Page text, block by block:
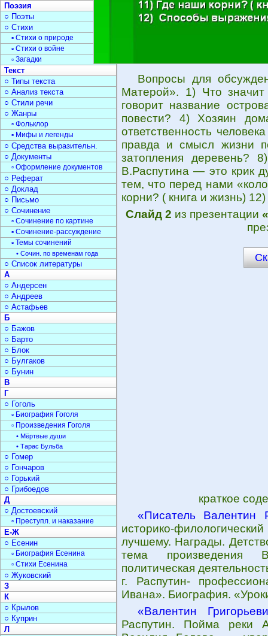
Вопросы для
Матерой». 1) Что
говорит название
повести? 4) Хозяин
ответственность
правда и смысл жизни
затопления деревень?
В.Распутина — это крик
тем, что перед нами
корни? ( книга и жизнь)
Слайд 2 из презентации
краткое
«Писатель Валентин
историко-
лучшему. Награды.
тема произведения
политическая
г. Распутин-
Ивана». Биография.
«Валентин
Распутин. Пойма реки
Поэзия
○ Поэты
○ Стихи
▫ Стихи о природе
▫ Стихи о войне
▫ Загадки
Текст
○ Типы текста
○ Анализ текста
○ Стили речи
○ Жанры
▫ Фольклор
▫ Мифы и легенды
○ Средства выразительн.
○ Документы
▫ Оформление документов
○ Реферат
○ Доклад
○ Письмо
○ Сочинение
▫ Сочинение по картине
▫ Сочинение-рассуждение
▫ Темы сочинений
• Сочин. по временам года
○ Список литературы
А
○ Андерсен
○ Андреев
○ Астафьев
Б
○ Бажов
○ Барто
○ Блок
○ Булгаков
○ Бунин
В
Г
○ Гоголь
▫ Биография Гоголя
▫ Произведения Гоголя
• Мёртвые души
• Тарас Бульба
○ Гомер
○ Гончаров
○ Горький
○ Грибоедов
Д
○ Достоевский
▫ Преступл. и наказание
Е-Ж
○ Есенин
▫ Биография Есенина
▫ Стихи Есенина
○ Жуковский
З
К
○ Крылов
○ Куприн
Л